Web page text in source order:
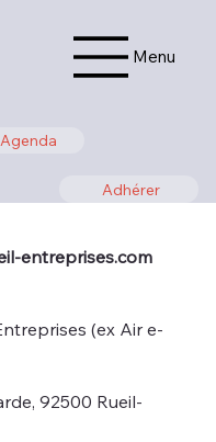
Menu
Adhérer
Agenda
entreprises.com
(ex Air e-
92500 Rueil-